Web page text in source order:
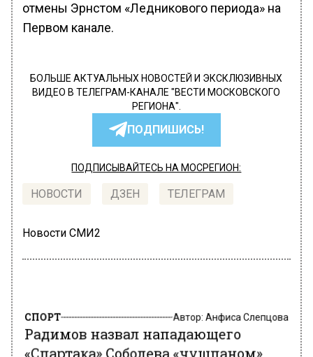
отмены Эрнстом «Ледникового периода» на
Первом канале.
БОЛЬШЕ АКТУАЛЬНЫХ НОВОСТЕЙ И ЭКСКЛЮЗИВНЫХ
ВИДЕО В ТЕЛЕГРАМ-КАНАЛЕ "ВЕСТИ МОСКОВСКОГО
РЕГИОНА".
ПОДПИШИСЬ!
ПОДПИСЫВАЙТЕСЬ НА МОСРЕГИОН:
НОВОСТИ ДЗЕН ТЕЛЕГРАМ
Новости СМИ2
Радимов назвал нападающего
«Спартака» Соболева «чушпаном»